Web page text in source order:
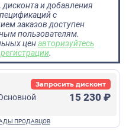
и добавления
с
заказов доступен
пользователям.
ценавторизуйтесь
.
15 230 ₽
Запросить дисконт